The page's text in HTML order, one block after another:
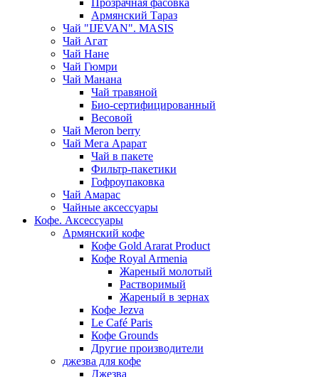
Прозрачная фасовка
Армянский Тараз
Чай "IJEVAN". MASIS
Чай Агат
Чай Нане
Чай Гюмри
Чай Манана
Чай травяной
Био-сертифицированный
Весовой
Чай Meron berry
Чай Мега Арарат
Чай в пакете
Фильтр-пакетики
Гофроупаковка
Чай Амарас
Чайные аксессуары
Кофе. Аксессуары
Армянский кофе
Кофе Gold Ararat Product
Кофе Royal Armenia
Жареный молотый
Растворимый
Жареный в зернах
Кофе Jezva
Le Café Paris
Кофе Grounds
Другие производители
джезва для кофе
Джезва